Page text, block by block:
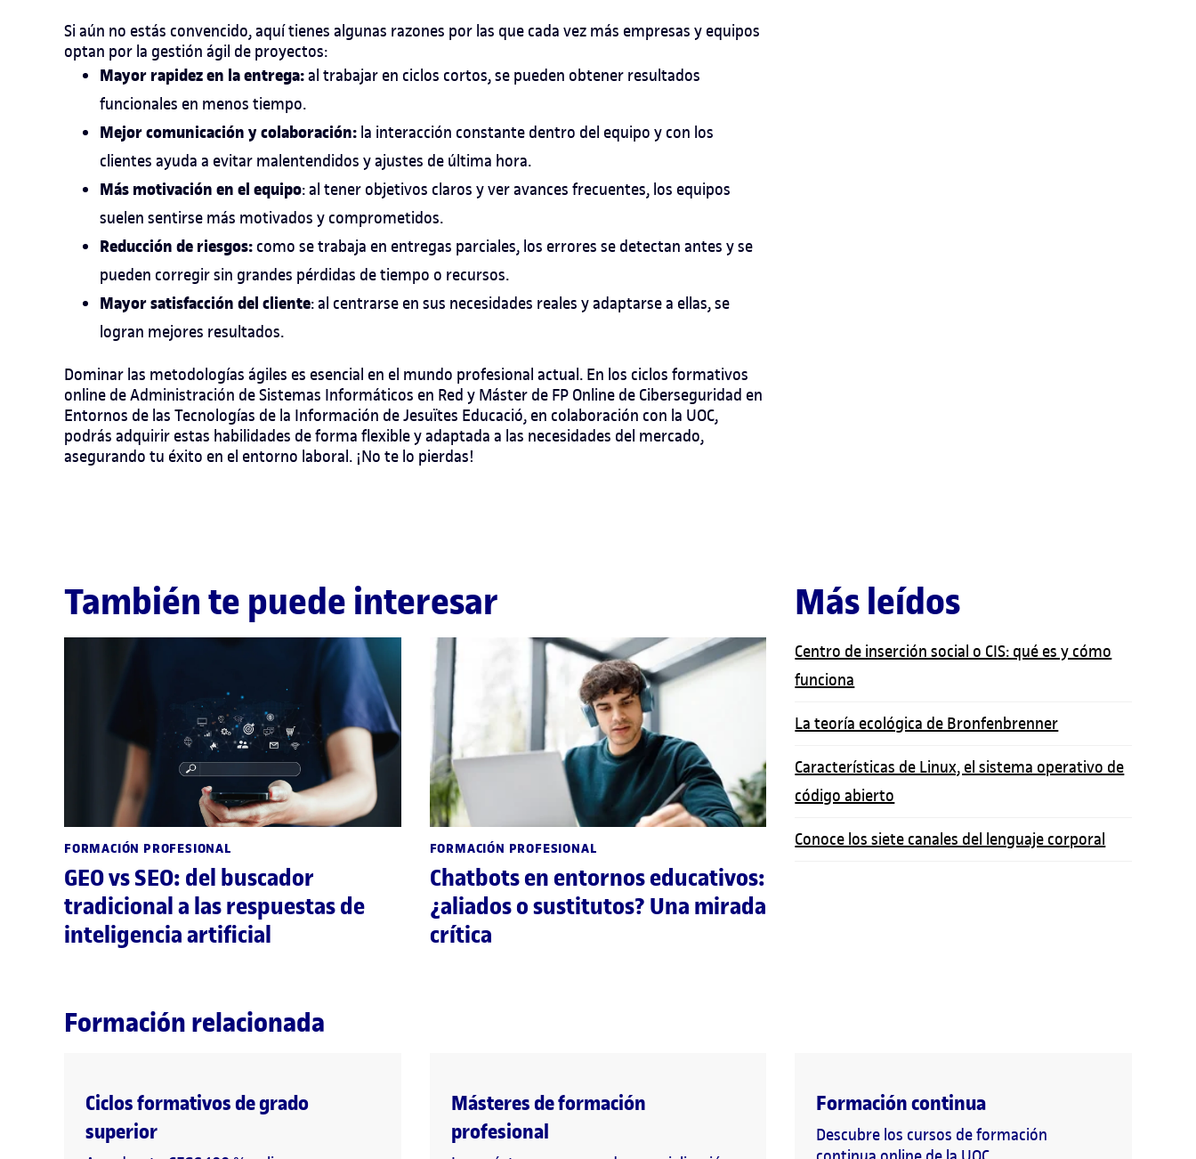
Si aún no estás convencido, aquí tienes algunas razones por las que cada vez más empresas y equipos
optan por la gestión ágil de proyectos:
Mayor rapidez en la entrega:al trabajar en ciclos cortos, se pueden obtener resultados
funcionales en menos tiempo.
Mejor comunicación y colaboración: la interacción constante dentro del equipo y con los
clientes ayuda a evitar malentendidos y ajustes de última hora.
Más motivación en el equipo: al tener objetivos claros y ver avances frecuentes, los equipos
suelen sentirse más motivados y comprometidos.
Reducción de riesgos: como se trabaja en entregas parciales, los errores se detectan antes y se
pueden corregir sin grandes pérdidas de tiempo o recursos.
Mayor satisfacción del cliente: al centrarse en sus necesidades reales y adaptarse a ellas, se
logran mejores resultados.
Dominar las metodologías ágiles es esencial en el mundo profesional actual. En los ciclos formativos
online de Administración de Sistemas Informáticos en Red y Máster de FP Online de Ciberseguridad en
Entornos de las Tecnologías de la Información de Jesuïtes Educació, en colaboración con la UOC,
podrás adquirir estas habilidades de forma flexible y adaptada a las necesidades del mercado,
asegurando tu éxito en el entorno laboral. ¡No te lo pierdas!
También te puede interesar
FORMACIÓN PROFESIONAL
GEO vs SEO: del buscador
tradicional a las respuestas de
inteligencia artificial
FORMACIÓN PROFESIONAL
Chatbots en entornos educativos:
¿aliados o sustitutos? Una mirada
crítica
Más leídos
Centro de inserción social o CIS: qué es y cómo
funciona
La teoría ecológica de Bronfenbrenner
Características de Linux, el sistema operativo de
código abierto
Conoce los siete canales del lenguaje corporal
Formación relacionada
Ciclos formativos de grado
superior
Másteres de formación
profesional
Formación continua
Descubre los cursos de formación